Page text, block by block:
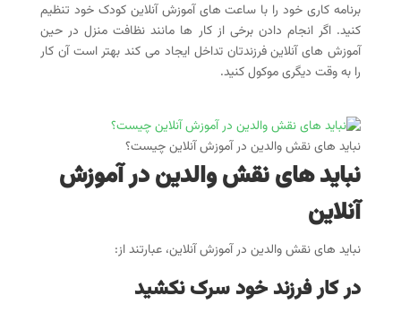
برنامه کاری خود را با ساعت های آموزش آنلاین کودک خود تنظیم
کنید. اگر انجام دادن برخی از کار ها مانند نظافت منزل در حین
آموزش های آنلاین فرزندتان تداخل ایجاد می کند بهتر است آن کار
را به وقت دیگری موکول کنید.
نباید های نقش والدین در آموزش آنلاین چیست؟
نباید های نقش والدین در آموزش
آنلاین
نباید های نقش والدین در آموزش آنلاین، عبارتند از:
در کار فرزند خود سرک نکشید